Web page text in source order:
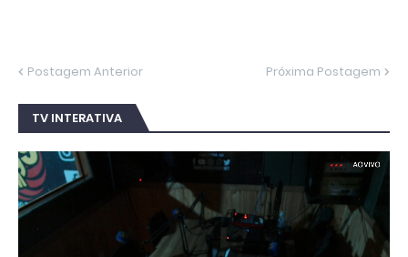
Postagem Anterior Próxima Postagem
TV INTERATIVA